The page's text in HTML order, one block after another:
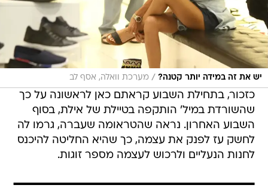
יש את זה במידה יותר קטנה? / מערכת וואלה, אסף לב
כזכור, בתחילת השבוע קראתם כאן לראשונה על כך
שהשורדת במיל' הותקפה בטיילת של אילת, בסוף
השבוע האחרון. נראה שהטראומה שעברה, גרמו לה
לחשק עז לפנק את עצמה, כך שהיא החליטה להיכנס
לחנות הנעליים ולרכוש לעצמה מספר זוגות.